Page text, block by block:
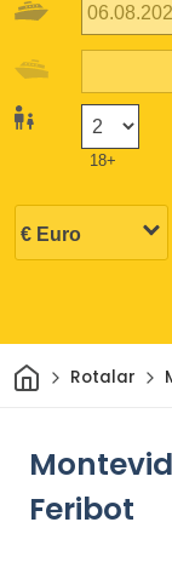
18+
Ev Rotalar
Feribot